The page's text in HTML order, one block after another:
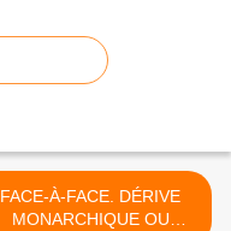
FACE-À-FACE. DÉRIVE
MONARCHIQUE OU